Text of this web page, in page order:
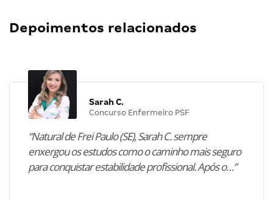
Depoimentos relacionados
Sarah C.
Concurso Enfermeiro PSF
“Natural de Frei Paulo (SE), Sarah C. sempre
enxergou os estudos como o caminho mais seguro
para conquistar estabilidade profissional. Após o…”